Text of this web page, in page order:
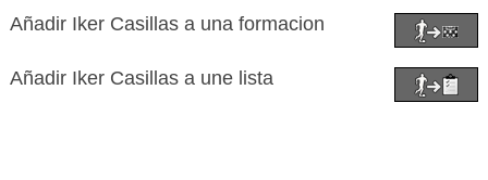
Añadir Iker Casillas a una formacion
Añadir Iker Casillas a une lista